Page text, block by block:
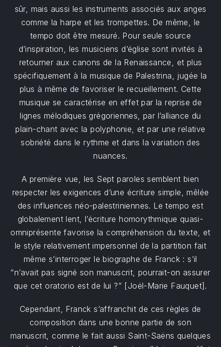
sûr, mais aussi les instruments associés aux anges
comme la harpe et les trompettes. De même, le
tempo doit être mesuré. Pour seule source
d’inspiration, les musiciens d’église sont invités à
retourner aux canons de la Renaissance, et plus
spécifiquement à la musique de Palestrina, jugée la
plus à même de favoriser le recueillement. Cette
musique se caractérise en effet par la reprise de
lignes mélodiques grégoriennes, par l’alliance du
plain-chant avec la polyphonie, et par une relative
sobriété dans le rythme et dans la variation des
nuances.
A première vue, les Sept paroles semblent bien
respecter les exigences d’une écriture simple, mêlée
des influences néo-palestriniennes. Le tempo est
globalement lent, l’écriture homorythmique quasi-
omniprésente favorise la compréhension du texte, et
le style relativement impersonnel de la partition fait
même s’interroger le biographe de Franck : s’il
“n’avait pas signé son manuscrit, pourrait-on assurer
que cet oratorio est de lui ?” [Joël-Marie Fauquet].
Cependant, Franck s’affranchit de ces règles de
composition dans une bonne partie de son
manuscrit, comme le fait aussi Saint-Saëns quelques